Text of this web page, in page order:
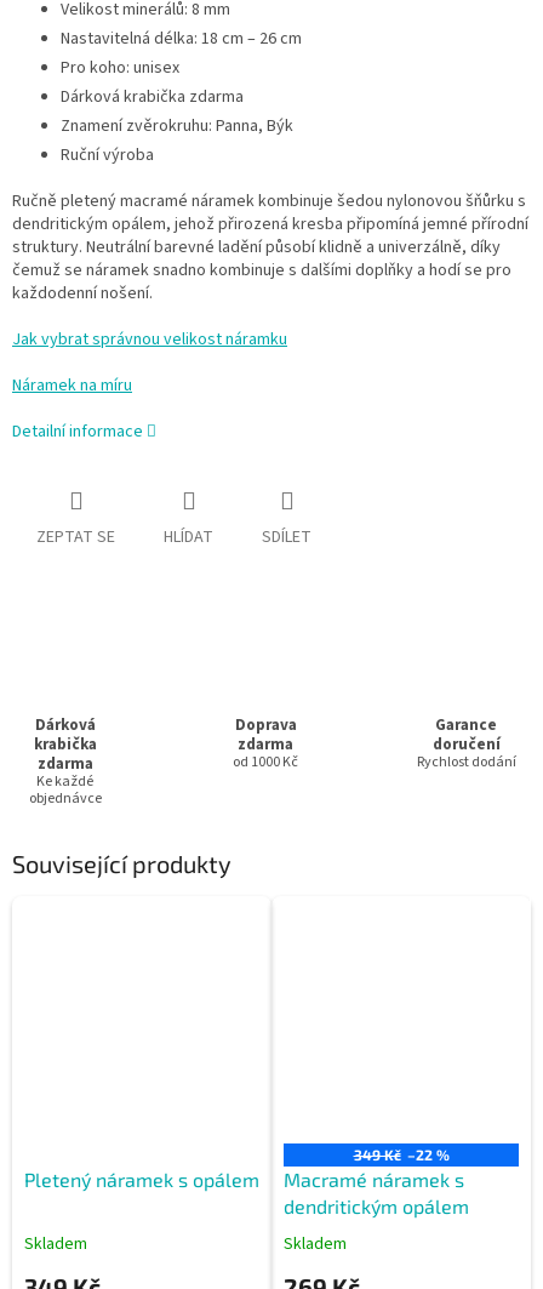
Velikost minerálů: 8 mm
Nastavitelná délka: 18 cm – 26 cm
Pro koho: unisex
Dárková krabička zdarma
Znamení zvěrokruhu: Panna, Býk
Ruční výroba
Ručně pletený macramé náramek kombinuje šedou nylonovou šňůrku s
dendritickým opálem, jehož přirozená kresba připomíná jemné přírodní
struktury. Neutrální barevné ladění působí klidně a univerzálně, díky
čemuž se náramek snadno kombinuje s dalšími doplňky a hodí se pro
každodenní nošení.
Jak vybrat správnou velikost náramku
Náramek na míru
Detailní informace
ZEPTAT SE HLÍDAT SDÍLET
Dárková
krabička
zdarma
Ke každé
objednávce
Doprava
zdarma
od 1000 Kč
Garance
doručení
Rychlost dodání
Související produkty
Pletený náramek s opálem
Skladem
349 Kč –22 %
Macramé náramek s
dendritickým opálem
Skladem